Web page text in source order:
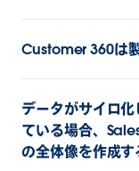
Customer 360は
データがサイロ
ている場合、
の全体像を作成す